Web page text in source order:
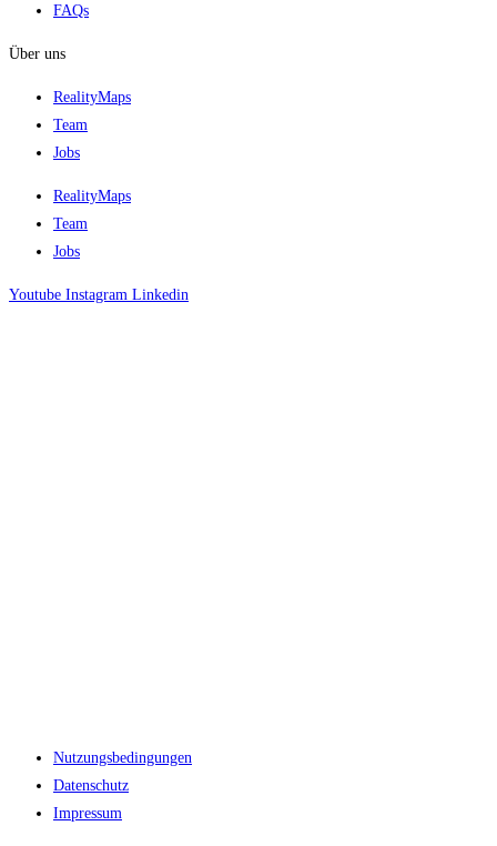
FAQs
Über uns
RealityMaps
Team
Jobs
RealityMaps
Team
Jobs
Youtube Instagram Linkedin
Nutzungsbedingungen
Datenschutz
Impressum